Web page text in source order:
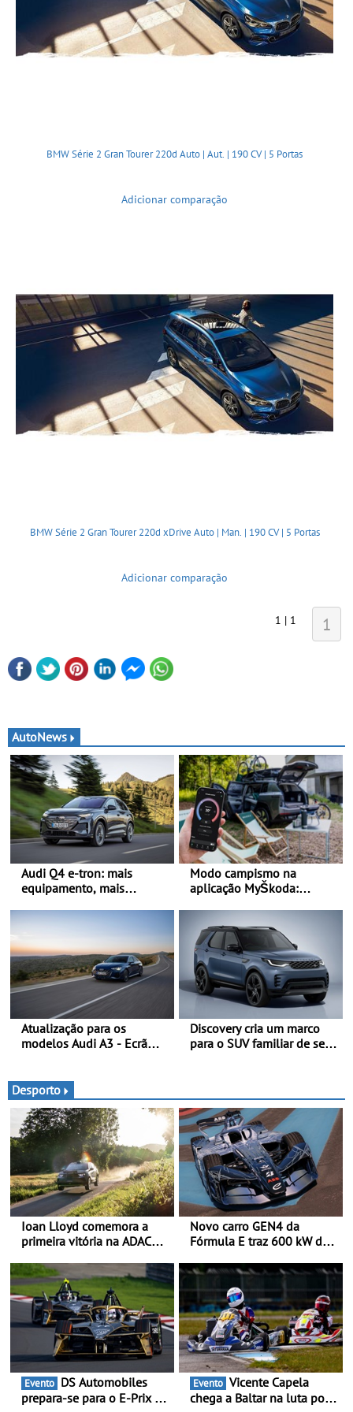
BMW Série 2 Gran Tourer 220d Auto | Aut. | 190 CV | 5 Portas
Adicionar comparação
BMW Série 2 Gran Tourer 220d xDrive Auto | Man. | 190 CV | 5 Portas
Adicionar comparação
1 | 1 1
AutoNews
Audi Q4 e-tron: mais
equipamento, mais
ainda mais competitiva -
Até 740 quilómetros de
autonomia e carregamento
mais rápido
Modo campismo na
aplicação MyŠkoda:
veículos elétricos
Atualização para os
modelos Audi A3 - Ecrã
estacion. assistido e
assistente de marcha-atrás
Discovery cria um marco
para o SUV familiar de sete
distintas
Desporto
Ioan Lloyd comemora a
primeira vitória na ADAC
Schönborn é a segunda
mulher a subir ao pódio na
Rally Cup
Novo carro GEN4 da
Fórmula E traz 600 kW de
de tração integral ao
programa de competição
elétrica da Nissan - São
600 kW (816 cv) e acelera
dos 0 aos 100 km/h em 1,8
segundos
Evento
prepara-se para o E-Prix de
Evento
chega a Baltar na luta por